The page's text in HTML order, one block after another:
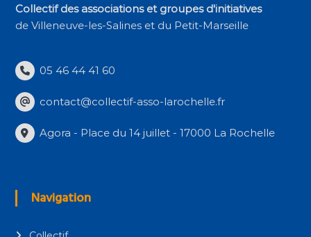
Collectif des associations et groupes d'initiatives
de Villeneuve-les-Salines et du Petit-Marseille
05 46 44 41 60
contact@collectif-asso-larochelle.fr
Agora - Place du 14 juillet - 17000 La Rochelle
Navigation